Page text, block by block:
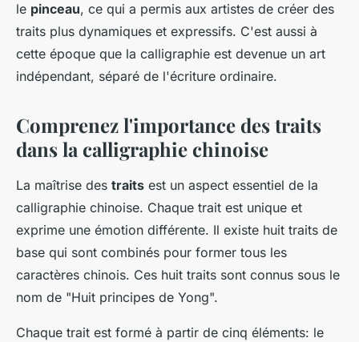
le pinceau, ce qui a permis aux artistes de créer des
traits plus dynamiques et expressifs. C'est aussi à
cette époque que la calligraphie est devenue un art
indépendant, séparé de l'écriture ordinaire.
Comprenez l'importance des traits
dans la calligraphie chinoise
La maîtrise des traits est un aspect essentiel de la
calligraphie chinoise. Chaque trait est unique et
exprime une émotion différente. Il existe huit traits de
base qui sont combinés pour former tous les
caractères chinois. Ces huit traits sont connus sous le
nom de "Huit principes de Yong".
Chaque trait est formé à partir de cinq éléments: le